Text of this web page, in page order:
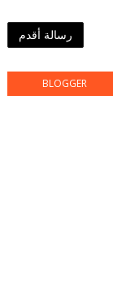
رسالة أقدم
BLOGGER